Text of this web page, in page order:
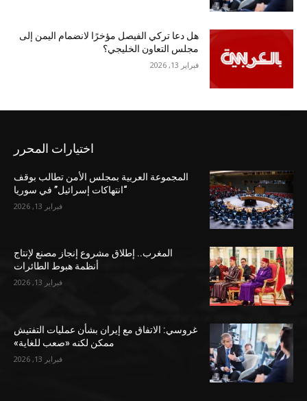
هل دعا تركي الفيصل مؤخرًا لانضمام اليمن إلى
مجلس التعاون الخليجي؟
فبراير 13, 2026
اختيارات المحرر
المجموعة العربية بمجلس الأمن تطالب بوقف
“انتهاكات إسرائيل” في سوريا
فبراير 13, 2026
المغرب.. إطلاق مشروع إنجاز مصنع لإنتاج
أنظمة هبوط الطائرات
فبراير 13, 2026
غروسي: الاتفاق مع إيران بشأن عمليات التفتيش
ممكن لكنه «صعب للغاية»
فبراير 13, 2026